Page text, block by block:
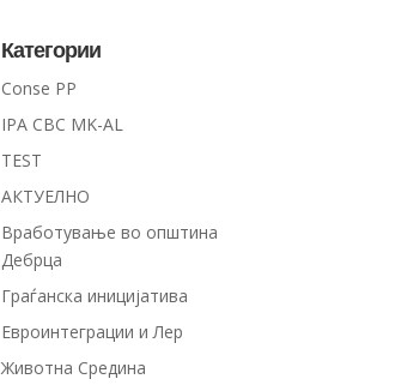
Категории
Conse PP
IPA CBC MK-AL
TEST
АКТУЕЛНО
Вработување во општина
Дебрца
Граѓанска иницијатива
Евроинтеграции и Лер
Животна Средина